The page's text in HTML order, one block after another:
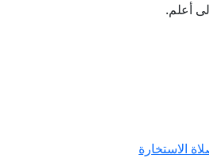
أعلم.
الاستخارة